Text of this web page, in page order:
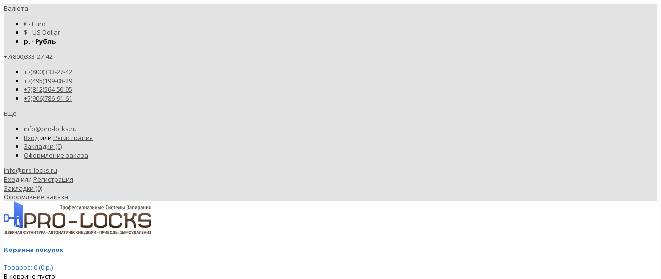
Валюта
€ - Euro
$ - US Dollar
р. - Рубль
+7(800)333-27-42
+7(800)333-27-42
+7(495)199-08-29
+7(812)564-50-95
+7(906)786-91-61
Ещё
info@pro-locks.ru
Входили Регистрация
Закладки (0)
Оформление заказа
info@pro-locks.ru
Вход или Регистрация
Закладки (0)
Оформление заказа
Корзина покупок
Товаров: 0 (0 р.)
В корзине пусто!